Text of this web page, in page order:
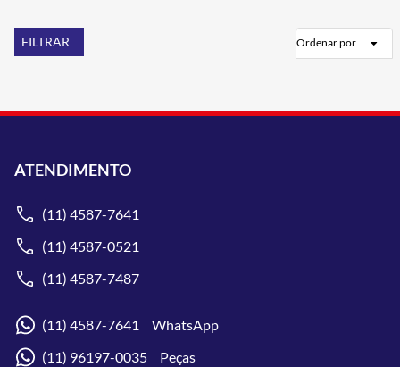
FILTRAR Ordenar por
ATENDIMENTO
(11) 4587-7641
(11) 4587-0521
(11) 4587-7487
(11) 4587-7641 WhatsApp
(11) 96197-0035 Peças